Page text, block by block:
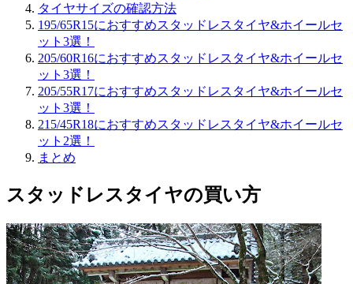
タイヤサイズの確認方法
195/65R15におすすめスタッドレスタイヤ&ホイールセ
ット3選！
205/60R16におすすめスタッドレスタイヤ&ホイールセ
ット3選！
205/55R17におすすめスタッドレスタイヤ&ホイールセ
ット3選！
215/45R18におすすめスタッドレスタイヤ&ホイールセ
ット2選！
まとめ
スタッドレスタイヤの買い方